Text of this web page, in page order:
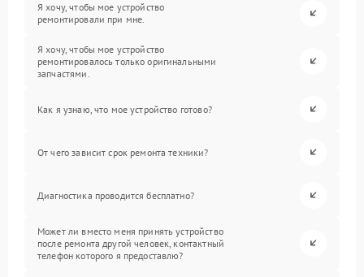
Я хочу, чтобы мое устройство
ремонтировали при мне.
Я хочу, чтобы мое устройство
ремонтировалось только оригинальными
запчастями.
Как я узнаю, что мое устройство готово?
От чего зависит срок ремонта техники?
Диагностика проводится бесплатно?
Может ли вместо меня принять устройство
после ремонта другой человек, контактный
телефон которого я предоставлю?